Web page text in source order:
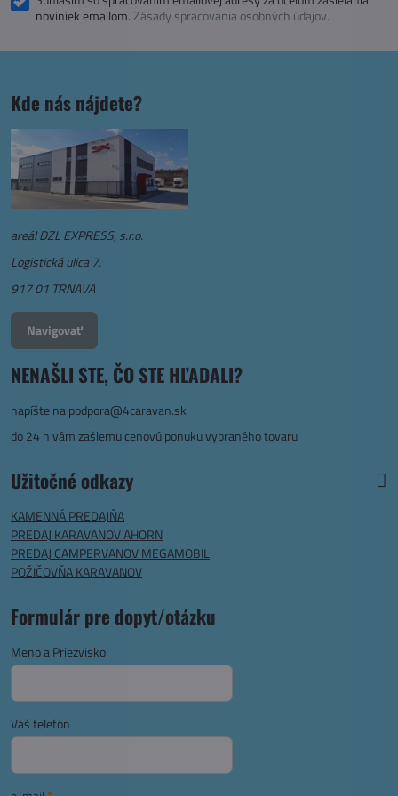
noviniek emailom.Zásady spracovania osobných údajov.
Kde nás nájdete?
areál DZL EXPRESS, s.r.o.
Logistická ulica 7,
917 01 TRNAVA
Navigovať
NENAŠLI STE, ČO STE HĽADALI?
napíšte napodpora@4caravan.sk
do 24 h vám zašlemu cenovú ponuku vybraného tovaru
Užitočné odkazy
KAMENNÁ PREDAJŇA
PREDAJ KARAVANOV AHORN
PREDAJ CAMPERVANOV MEGAMOBIL
POŽIČOVŇA KARAVANOV
Formulár pre dopyt/otázku
Meno a Priezvisko
Váš telefón